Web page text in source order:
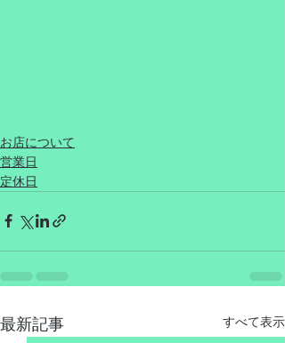
お店について
営業日
定休日
最新記事 すべて表示